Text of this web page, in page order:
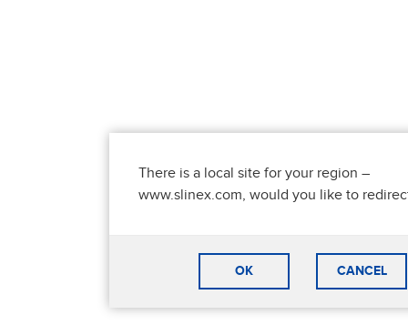
There is a local site for your region –
www.slinex.com, would you like to
OK CANCEL